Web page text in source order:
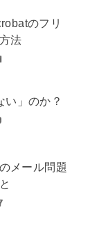
のフリ
法
」のか？
メール問題